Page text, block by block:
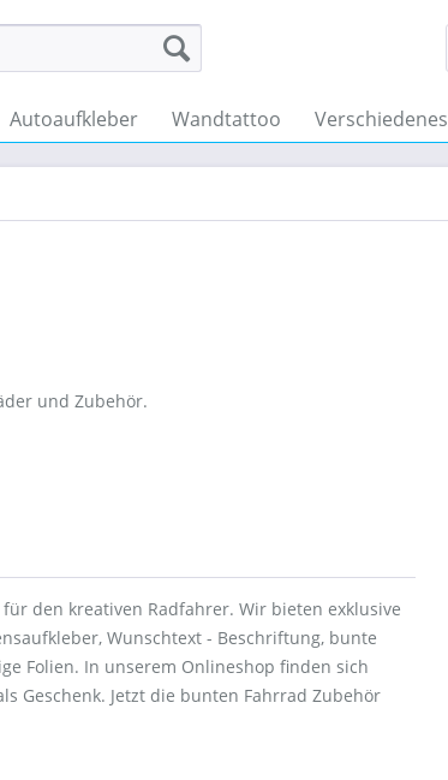
Autoaufkleber Wandtattoo Verschiedenes
und Zubehör.
den kreativen Radfahrer. Wir bieten exklusive
Wunschtext - Beschriftung, bunte
Folien. In unserem Onlineshop finden sich
Geschenk. Jetzt die bunten Fahrrad Zubehör